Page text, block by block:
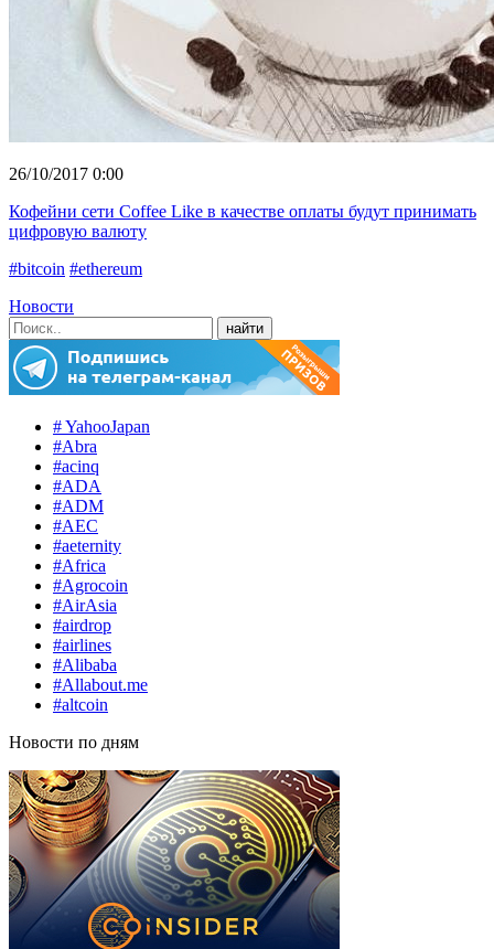
26/10/2017 0:00
Кофейни сети Coffee Like в качестве оплаты будут принимать
цифровую валюту
#bitcoin #ethereum
Новости
# YahooJapan
#Abra
#acinq
#ADA
#ADM
#AEC
#aeternity
#Africa
#Agrocoin
#AirAsia
#airdrop
#airlines
#Alibaba
#Allabout.me
#altcoin
Новости по дням